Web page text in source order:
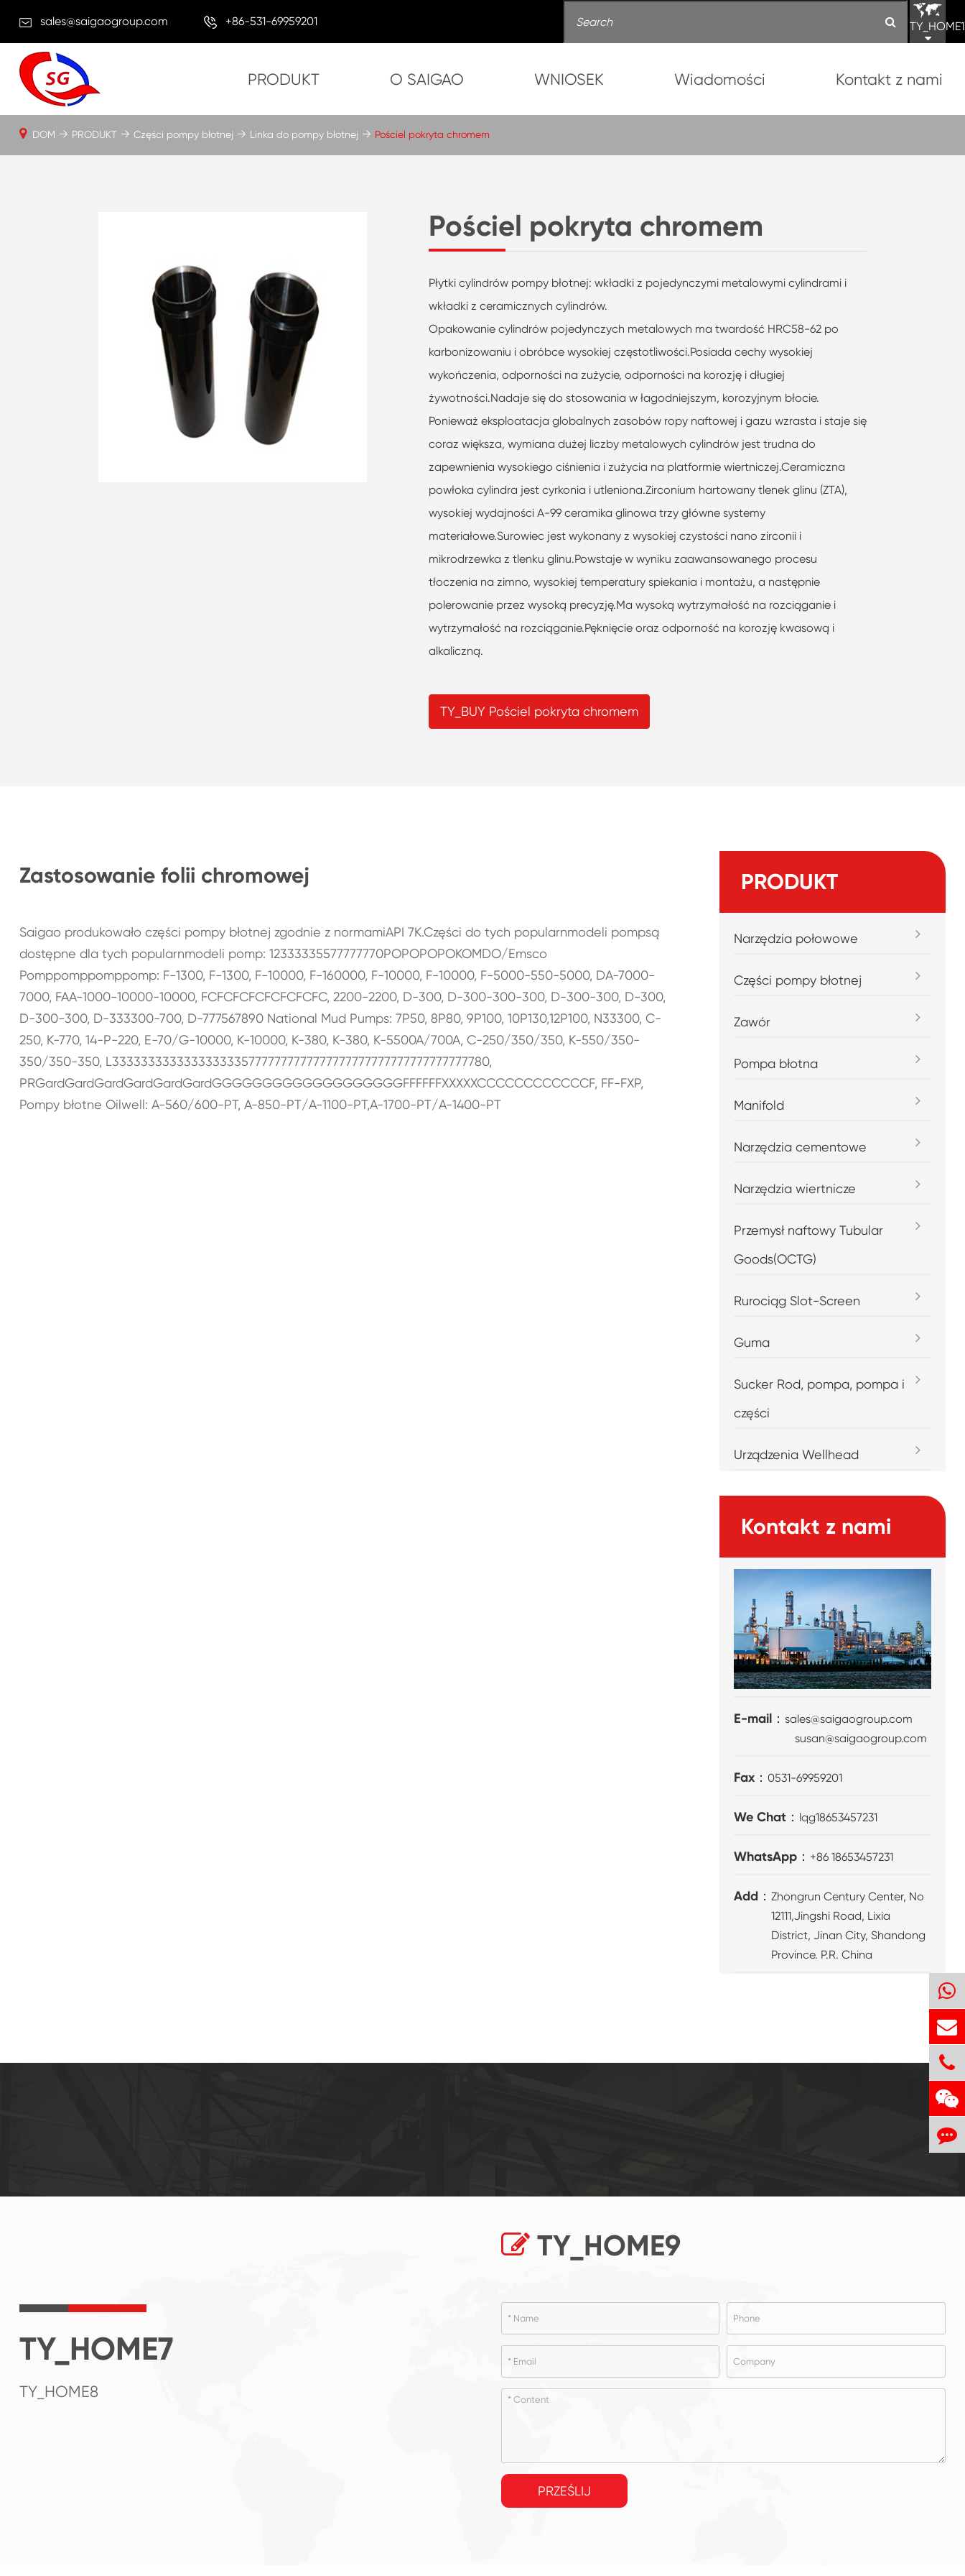
sales@saigaogroup.com +86-531-69959201
PRODUKT O SAIGAO WNIOSEK Wiadomości Kontakt z nami
Pościel pokryta chromem
Płytki cylindrów pompy błotnej: wkładki z pojedynczymi metalowymi cylindrami i
wkładki z ceramicznych cylindrów.
Opakowanie cylindrów pojedynczych metalowych ma twardość HRC58-62 po
karbonizowaniu i obróbce wysokiej częstotliwości.Posiada cechy wysokiej
wykończenia, odporności na zużycie, odporności na korozję i długiej
żywotności.Nadaje się do stosowania w łagodniejszym, korozyjnym błocie.
Ponieważ eksploatacja globalnych zasobów ropy naftowej i gazu wzrasta i staje się
coraz większa, wymiana dużej liczby metalowych cylindrów jest trudna do
zapewnienia wysokiego ciśnienia i zużycia na platformie wiertniczej.Ceramiczna
powłoka cylindra jest cyrkonia i utleniona.Zirconium hartowany tlenek glinu (ZTA),
wysokiej wydajności A-99 ceramika glinowa trzy główne systemy
materiałowe.Surowiec jest wykonany z wysokiej czystości nano zirconii i
mikrodrzewka z tlenku glinu.Powstaje w wyniku zaawansowanego procesu
tłoczenia na zimno, wysokiej temperatury spiekania i montażu, a następnie
polerowanie przez wysoką precyzję.Ma wysoką wytrzymałość na rozciąganie i
wytrzymałość na rozciąganie.Pęknięcie oraz odporność na korozję kwasową i
alkaliczną.
TY_BUY Pościel pokryta chromem
DOM PRODUKT Części pompy błotnej Linka do pompy błotnej Pościel pokryta chromem
Zastosowanie folii chromowej
Saigao produkowało części pompy błotnej zgodnie z normamiAPI 7K.Części do tych popularnmodeli pompsą
dostępne dla tych popularnmodeli pomp: 12333335577777770POPOPOPOKOMDO/Emsco
Pomppomppomppomp: F-1300, F-1300, F-10000, F-160000, F-10000, F-10000, F-5000-550-5000, DA-7000-
7000, FAA-1000-10000-10000, FCFCFCFCFCFCFCFC, 2200-2200, D-300, D-300-300-300, D-300-300, D-300,
D-300-300, D-333300-700, D-777567890 National Mud Pumps: 7P50, 8P80, 9P100, 10P130,12P100, N33300, C-
250, K-770, 14-P-220, E-70/G-10000, K-10000, K-380, K-380, K-5500A/700A, C-250/350/350, K-550/350-
350/350-350, L33333333333333333357777777777777777777777777777777777780,
PRGardGardGardGardGardGardGGGGGGGGGGGGGGGGGGGFFFFFFXXXXXCCCCCCCCCCCCF, FF-FXP,
Pompy błotne Oilwell: A-560/600-PT, A-850-PT/A-1100-PT,A-1700-PT/A-1400-PT
PRODUKT
Narzędzia połowowe
Części pompy błotnej
Zawór
Pompa błotna
Manifold
Narzędzia cementowe
Narzędzia wiertnicze
Przemysł naftowy Tubular
Goods(OCTG)
Rurociąg Slot-Screen
Guma
Sucker Rod, pompa, pompa i
części
Urządzenia Wellhead
Kontakt z nami
E-mail：sales@saigaogroup.com
susan@saigaogroup.com
Fax：0531-69959201
We Chat： lqg18653457231
WhatsApp： +86 18653457231
Add：Zhongrun Century Center, No
12111,Jingshi Road, Lixia
District, Jinan City, Shandong
Province. P.R. China
TY_HOME7
TY_HOME8
TY_HOME9
PRZEŚLIJ